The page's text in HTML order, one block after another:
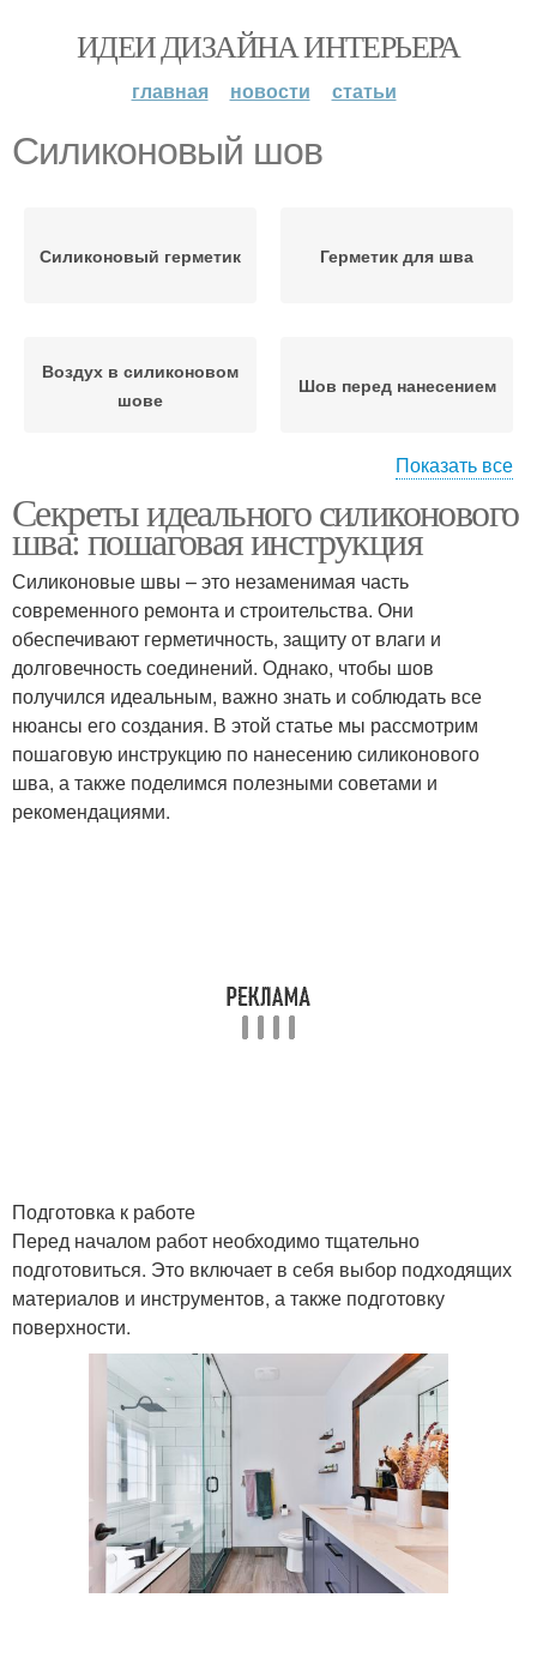
ИДЕИ ДИЗАЙНА ИНТЕРЬЕРА
главная новости статьи
Силиконовый шов
Силиконовый герметик Герметик для шва
Воздух в силиконовом
шове
Шов перед нанесением
Аккуратный шов
вида
Шов в отделке
Показать все
Секреты идеального силиконового
шва: пошаговая инструкция
Силиконовые швы – это незаменимая часть
современного ремонта и строительства. Они
обеспечивают герметичность, защиту от влаги и
долговечность соединений. Однако, чтобы шов
получился идеальным, важно знать и соблюдать все
нюансы его создания. В этой статье мы рассмотрим
пошаговую инструкцию по нанесению силиконового
шва, а также поделимся полезными советами и
рекомендациями.
Подготовка к работе
Перед началом работ необходимо тщательно
подготовиться. Это включает в себя выбор подходящих
материалов и инструментов, а также подготовку
поверхности.